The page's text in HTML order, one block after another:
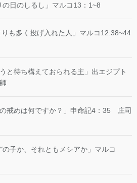
日のしるし」マルコ13：1~8
も多く投げ入れた人」マルコ12:38~44
と待ち構えておられる主」出エジプト
戒めは何ですか？」申命記4：35 庄司
子か、それともメシアか」マルコ